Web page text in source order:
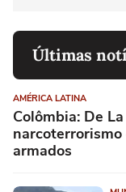
Últimas
AMÉRICA LATINA
Colômbia: De
narcoterrorismo
armados